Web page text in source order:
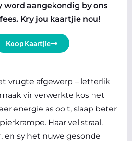
word aangekondig by ons
Kry jou kaartjie nou!
Koop Kaartjie
vrugte afgewerp – letterlik
vir verwerkte kos het
energie as ooit, slaap beter
Haar vel straal,
en sy het nuwe gesonde